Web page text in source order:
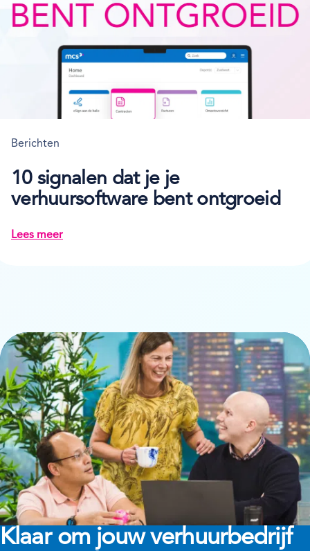
Berichten
10 signalen dat je je
verhuursoftware bent ontgroeid
Lees meer
Klaar om jouw verhuurbedrijf